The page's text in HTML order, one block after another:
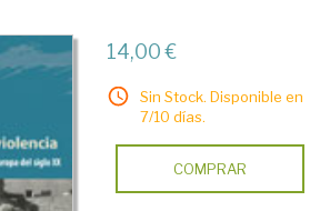
14,00 €
Sin Stock. Disponible en
7/10 días.
COMPRAR